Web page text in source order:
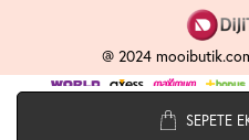
SEPETE
@ 2024
-SoftE-Ticaret